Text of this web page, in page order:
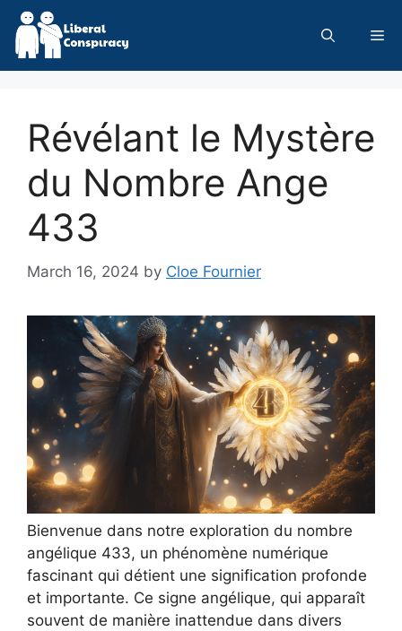
Skip
content
Révélant le Mystère
du Nombre Ange
433
March 16, 2024 by Cloe Fournier
Bienvenue dans notre exploration du nombre
angélique 433, un phénomène numérique
fascinant qui détient une signification profonde
et importante. Ce signe angélique, qui apparaît
souvent de manière inattendue dans divers